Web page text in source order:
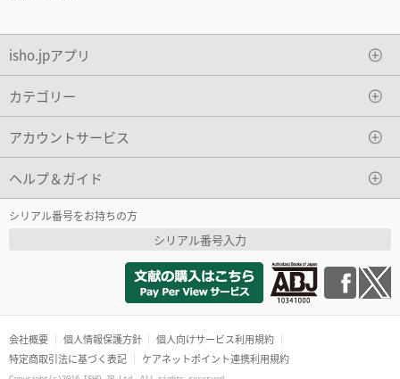
isho.jpアプリ
カテゴリー
アカウントサービス
ヘルプ＆ガイド
シリアル番号をお持ちの方
シリアル番号入力
会社概要 個人情報保護方針
個人向けサービス利用規約
特定商取引法に基づく表記
ケアネットポイント連携利用規約